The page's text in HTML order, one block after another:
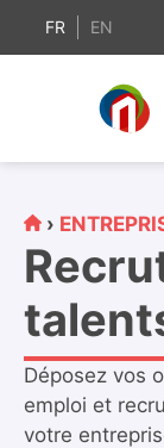
principal
FR EN
›
Déposez vos
emploi et
votre